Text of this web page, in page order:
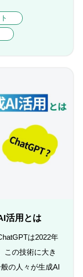
活用とは
は2022年
この技術に大き
の人々が生成AI